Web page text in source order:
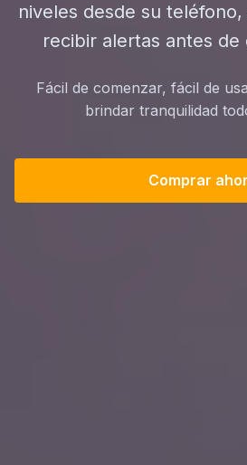
niveles desde su
recibir alertas antes de
Fácil de comenzar, fácil de
brindar tranquilidad
Comprar